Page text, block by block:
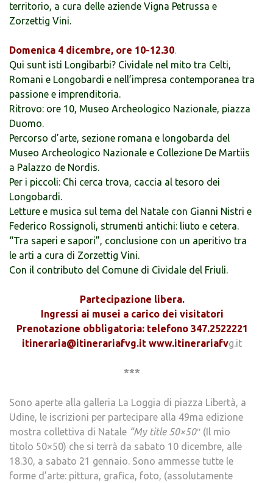
territorio, a cura delle aziende Vigna Petrussa e
Zorzettig Vini.
Domenica 4 dicembre, ore 10-12.30.
Qui sunt isti Longibarbi? Cividale nel mito tra Celti,
Romani e Longobardi e nell’impresa contemporanea tra
passione e imprenditoria.
Ritrovo: ore 10, Museo Archeologico Nazionale, piazza
Duomo.
Percorso d’arte, sezione romana e longobarda del
Museo Archeologico Nazionale e Collezione De Martiis
a Palazzo de Nordis.
Per i piccoli: Chi cerca trova, caccia al tesoro dei
Longobardi.
Letture e musica sul tema del Natale con Gianni Nistri e
Federico Rossignoli, strumenti antichi: liuto e cetera.
“Tra saperi e sapori”, conclusione con un aperitivo tra
le arti a cura di Zorzettig Vini.
Con il contributo del Comune di Cividale del Friuli.
Partecipazione libera.
Ingressi ai musei a carico dei visitatori
Prenotazione obbligatoria: telefono 347.2522221
itineraria@itinerariafvg.it www.itinerariafvg.it
***
Sono aperte alla galleria La Loggia di piazza Libertà, a
Udine, le iscrizioni per partecipare alla 49ma edizione
mostra collettiva di Natale “My title 50×50″ (Il mio
titolo 50×50) che si terrà da sabato 10 dicembre, alle
18.30, a sabato 21 gennaio. Sono ammesse tutte le
forme d’arte: pittura, grafica, foto, (assolutamente